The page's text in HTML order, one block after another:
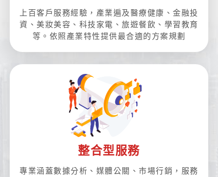
上百客戶服務經驗，產業遍及醫療健康、金融投
資、美妝美容、科技家電、旅遊餐飲、學習教育
等。依照產業特性提供最合適的方案規劃
整合型服務
專業涵蓋數據分析、媒體公關、市場行銷，服務